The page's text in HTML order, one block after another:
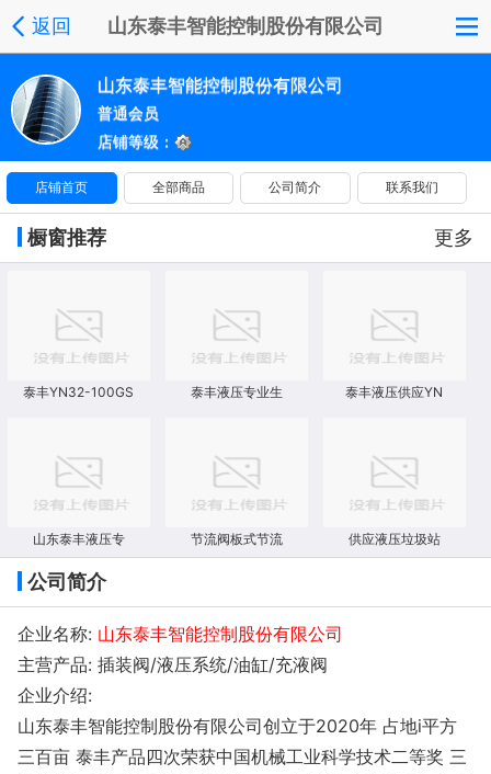
返回 山东泰丰智能控制股份有限公司
山东泰丰智能控制股份有限公司
普通会员
店铺等级：
店铺首页 全部商品 公司简介 联系我们
橱窗推荐 更多
泰丰YN32-100GS 泰丰液压专业生 泰丰液压供应YN
山东泰丰液压专 节流阀板式节流 供应液压垃圾站
公司简介
企业名称: 山东泰丰智能控制股份有限公司
主营产品: 插装阀/液压系统/油缸/充液阀
企业介绍:
山东泰丰智能控制股份有限公司创立于2020年 占地i平方
三百亩 泰丰产品四次荣获中国机械工业科学技术二等奖 三